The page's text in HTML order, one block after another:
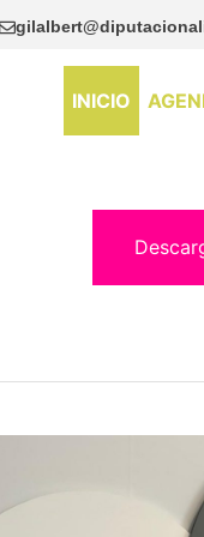
INICIO